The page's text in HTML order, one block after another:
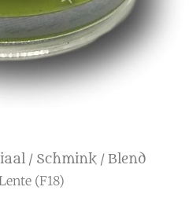
/ Schmink / Blend
(F18)